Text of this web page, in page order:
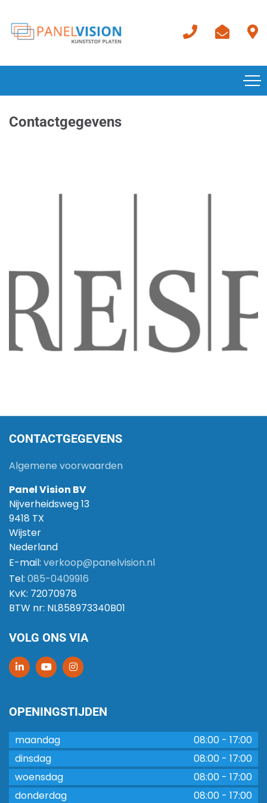
Contactgegevens
CONTACTGEGEVENS
Algemene voorwaarden
Panel Vision BV
Nijverheidsweg 13
9418 TX
Wijster
Nederland
E-mail: verkoop@panelvision.nl
Tel: 085-0409916
KvK: 72070978
BTW nr: NL858973340B01
VOLG ONS VIA
OPENINGSTIJDEN
maandag 08:00 - 17:00
dinsdag
08:00 - 17:00
woensdag
08:00 - 17:00
donderdag
08:00 - 17:00